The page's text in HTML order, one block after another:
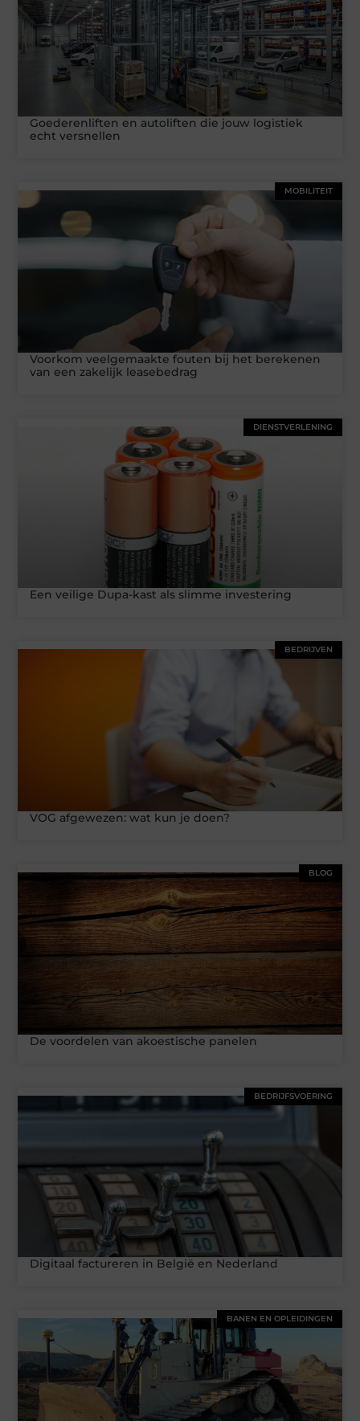
Goederenliften en autoliften die jouw logistiek
echt versnellen
MOBILITEIT
Voorkom veelgemaakte fouten bij het berekenen
van een zakelijk leasebedrag
DIENSTVERLENING
Een veilige Dupa-kast als slimme investering
BEDRIJVEN
VOG afgewezen: wat kun je doen?
BLOG
De voordelen van akoestische panelen
BEDRIJFSVOERING
Digitaal factureren in België en Nederland
BANEN EN OPLEIDINGEN